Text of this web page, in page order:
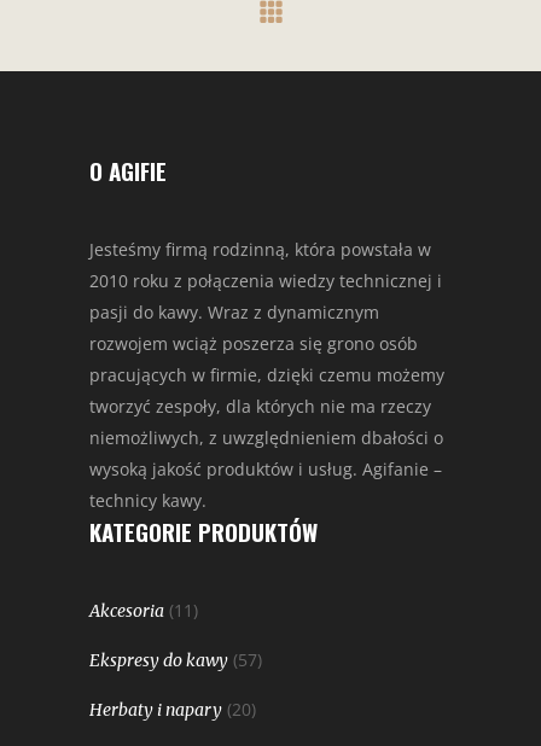
O AGIFIE
Jesteśmy firmą rodzinną, która powstała w
2010 roku z połączenia wiedzy technicznej i
pasji do kawy. Wraz z dynamicznym
rozwojem wciąż poszerza się grono osób
pracujących w firmie, dzięki czemu możemy
tworzyć zespoły, dla których nie ma rzeczy
niemożliwych, z uwzględnieniem dbałości o
wysoką jakość produktów i usług. Agifanie –
technicy kawy.
KATEGORIE PRODUKTÓW
Akcesoria (11)
Ekspresy do kawy (57)
Herbaty i napary (20)